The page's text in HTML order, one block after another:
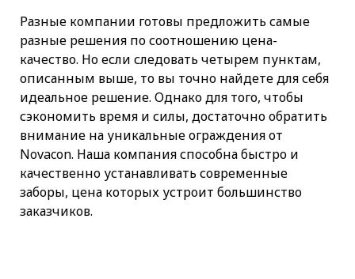
Разные компании готовы предложить самые
разные решения по соотношению цена-
качество. Но если следовать четырем пунктам,
описанным выше, то вы точно найдете для себя
идеальное решение. Однако для того, чтобы
сэкономить время и силы, достаточно обратить
внимание на уникальные ограждения от
Novacon. Наша компания способна быстро и
качественно устанавливать современные
заборы, цена которых устроит большинство
заказчиков.